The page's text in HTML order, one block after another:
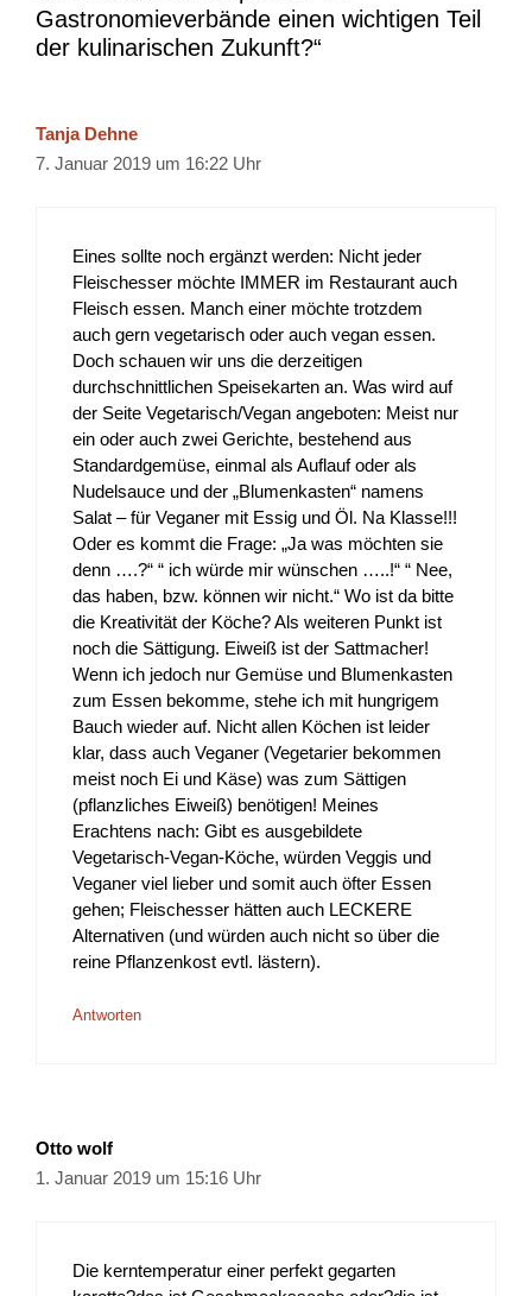
Gastronomieverbände einen wichtigen Teil
der kulinarischen Zukunft?“
Tanja Dehne
7. Januar 2019 um 16:22 Uhr
Eines sollte noch ergänzt werden: Nicht jeder
Fleischesser möchte IMMER im Restaurant auch
Fleisch essen. Manch einer möchte trotzdem
auch gern vegetarisch oder auch vegan essen.
Doch schauen wir uns die derzeitigen
durchschnittlichen Speisekarten an. Was wird auf
der Seite Vegetarisch/Vegan angeboten: Meist nur
ein oder auch zwei Gerichte, bestehend aus
Standardgemüse, einmal als Auflauf oder als
Nudelsauce und der „Blumenkasten“ namens
Salat – für Veganer mit Essig und Öl. Na Klasse!!!
Oder es kommt die Frage: „Ja was möchten sie
denn ….?“ “ ich würde mir wünschen …..!“ “ Nee,
das haben, bzw. können wir nicht.“ Wo ist da bitte
die Kreativität der Köche? Als weiteren Punkt ist
noch die Sättigung. Eiweiß ist der Sattmacher!
Wenn ich jedoch nur Gemüse und Blumenkasten
zum Essen bekomme, stehe ich mit hungrigem
Bauch wieder auf. Nicht allen Köchen ist leider
klar, dass auch Veganer (Vegetarier bekommen
meist noch Ei und Käse) was zum Sättigen
(pflanzliches Eiweiß) benötigen! Meines
Erachtens nach: Gibt es ausgebildete
Vegetarisch-Vegan-Köche, würden Veggis und
Veganer viel lieber und somit auch öfter Essen
gehen; Fleischesser hätten auch LECKERE
Alternativen (und würden auch nicht so über die
reine Pflanzenkost evtl. lästern).
Antworten
Otto wolf
1. Januar 2019 um 15:16 Uhr
Die kerntemperatur einer perfekt gegarten